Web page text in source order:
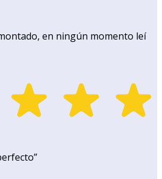
en ningún momento leí
”